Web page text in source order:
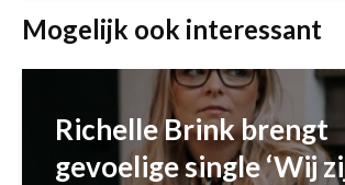
Mogelijk ook interessant
Richelle Brink brengt
gevoelige single ‘Wij